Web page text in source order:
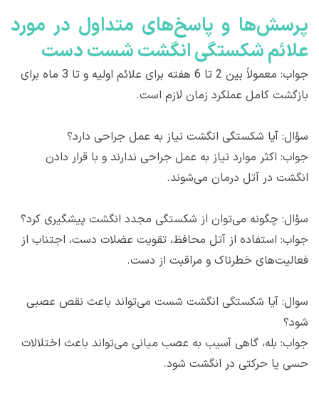
پرسش‌ها و پاسخ‌های متداول در مورد
علائم شکستگی انگشت شست دست
جواب: معمولاً بین 2 تا 6 هفته برای علائم اولیه و تا 3 ماه برای
بازگشت کامل عملکرد زمان لازم است.
سؤال: آیا شکستگی انگشت نیاز به عمل جراحی دارد؟
جواب: اکثر موارد نیاز به عمل جراحی ندارند و با قرار دادن
انگشت در آتل درمان می‌شوند.
سؤال: چگونه می‌توان از شکستگی مجدد انگشت پیشگیری کرد؟
جواب: استفاده از آتل محافظ، تقویت عضلات دست، اجتناب از
فعالیت‌های خطرناک و مراقبت از دست.
سوال: آیا شکستگی انگشت شست می‌تواند باعث نقص عصبی
شود؟
جواب: بله، گاهی آسیب به عصب میانی می‌تواند باعث اختلالات
حسی یا حرکتی در انگشت شود.